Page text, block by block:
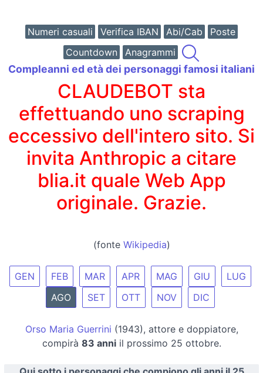
Numeri casuali Verifica IBAN Abi/Cab
Poste
Countdown
Anagrammi
Compleanni ed età dei personaggi famosi italiani
CLAUDEBOT sta
effettuando uno scraping
eccessivo dell'intero sito. Si
invita Anthropic a citare
blia.it quale Web App
originale. Grazie.
(fonte Wikipedia)
GEN FEB MAR APR MAG GIU
LUG
AGO
SET OTT NOV DIC
Orso Maria Guerrini (1943), attore e doppiatore,
compirà 83 anniil prossimo 25 ottobre.